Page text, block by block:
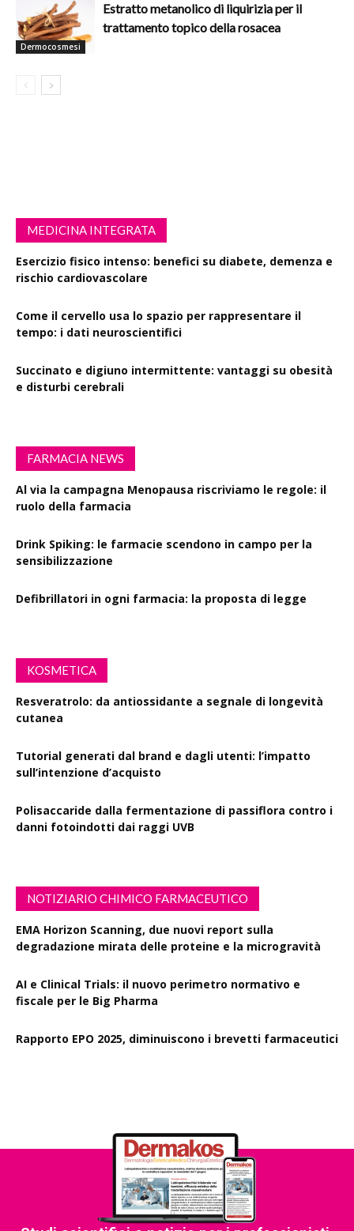
Dermocosmesi
Estratto metanolico di liquirizia per il
trattamento topico della rosacea
MEDICINA INTEGRATA
Esercizio fisico intenso: benefici su diabete, demenza e
rischio cardiovascolare
Come il cervello usa lo spazio per rappresentare il
tempo: i dati neuroscientifici
Succinato e digiuno intermittente: vantaggi su obesità
e disturbi cerebrali
FARMACIA NEWS
Al via la campagna Menopausa riscriviamo le regole: il
ruolo della farmacia
Drink Spiking: le farmacie scendono in campo per la
sensibilizzazione
Defibrillatori in ogni farmacia: la proposta di legge
KOSMETICA
Resveratrolo: da antiossidante a segnale di longevità
cutanea
Tutorial generati dal brand e dagli utenti: l’impatto
sull’intenzione d’acquisto
Polisaccaride dalla fermentazione di passiflora contro i
danni fotoindotti dai raggi UVB
NOTIZIARIO CHIMICO FARMACEUTICO
EMA Horizon Scanning, due nuovi report sulla
degradazione mirata delle proteine e la microgravità
AI e Clinical Trials: il nuovo perimetro normativo e
fiscale per le Big Pharma
Rapporto EPO 2025, diminuiscono i brevetti farmaceutici